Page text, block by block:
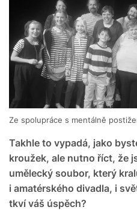
Ze spolupráce s mentálně
Takhle to vypadá, jako
kroužek, ale nutno říct, že
umělecký soubor, který
i amatérského divadla, i
tkví váš úspěch?